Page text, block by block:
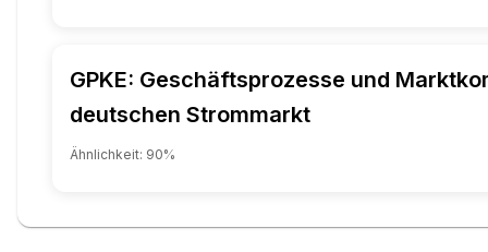
GPKE: Geschäftsprozesse und
deutschen Strommarkt
Ähnlichkeit: 90%